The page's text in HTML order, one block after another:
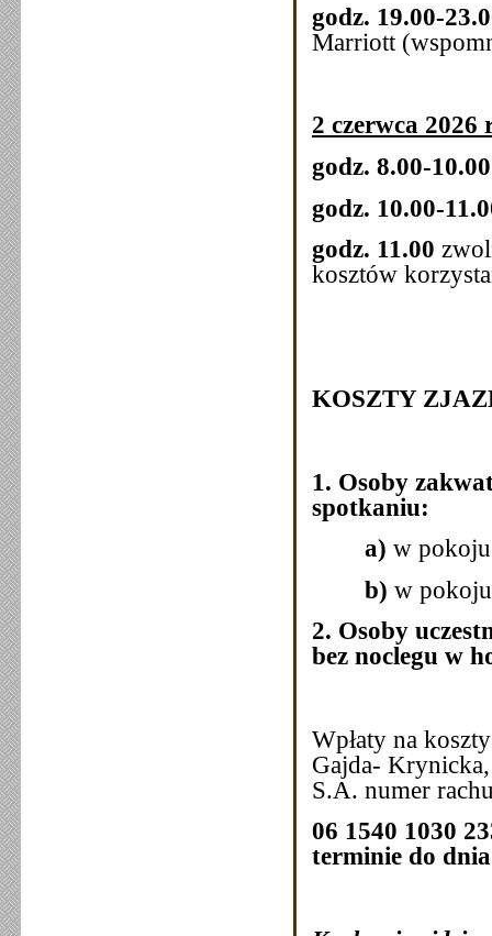
godz. 19.00-
Marriott
2 czerwca 2026
godz. 8.00-
godz. 10.00-
godz. 11.00
kosztów
KOSZTY
1. Osoby
spotkaniu:
a) w
b) w pokoju
2. Osoby
bez noclegu w
Wpłaty na
Gajda-
S.A. numer
06 1540 1030
terminie do